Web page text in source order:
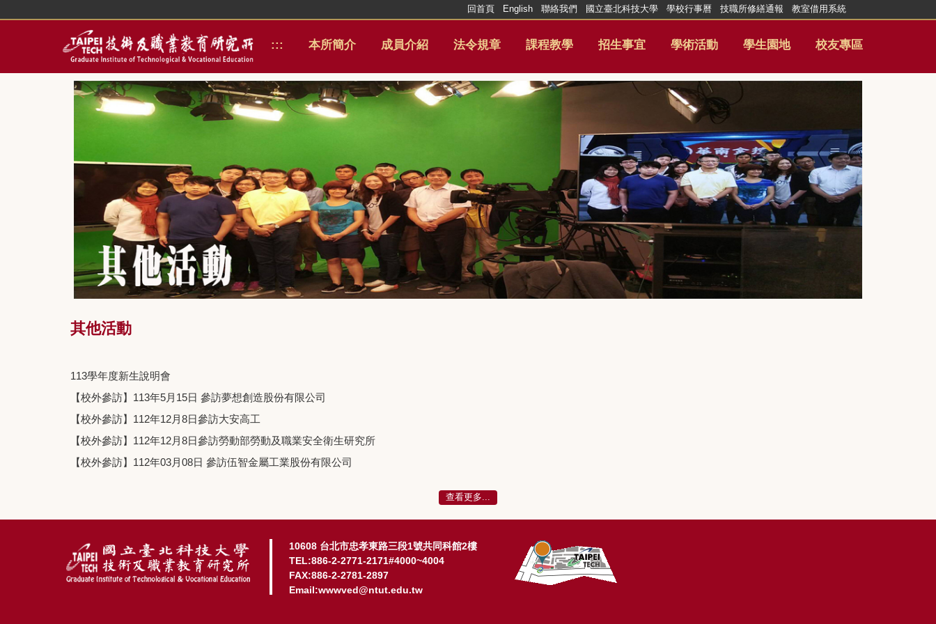
::: 本所簡介 成員介紹 法令規章 課程教學 招生事宜 學術活動 學生園地 校友專區
回首頁 English 聯絡我們 國立臺北科技大學 學校行事曆 技職所修繕通報 教室借用系統
其他活動
113學年度新生說明會
【校外參訪】113年5月15日 參訪夢想創造股份有限公司
【校外參訪】112年12月8日參訪大安高工
【校外參訪】112年12月8日參訪勞動部勞動及職業安全衛生研究所
【校外參訪】112年03月08日 參訪伍智金屬工業股份有限公司
查看更多...
10608 台北市忠孝東路三段1號共同科館2樓
TEL:886-2-2771-2171#4000~4004
FAX:886-2-2781-2897
Email:wwwved@ntut.edu.tw